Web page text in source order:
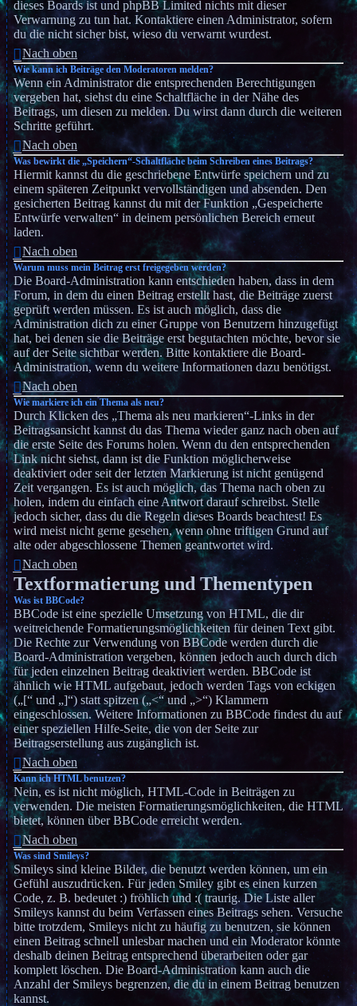
dieses Boards ist und phpBB Limited nichts mit dieser
Verwarnung zu tun hat. Kontaktiere einen Administrator, sofern
du die nicht sicher bist, wieso du verwarnt wurdest.
Nach oben
Wie kann ich Beiträge den Moderatoren melden?
Wenn ein Administrator die entsprechenden Berechtigungen
vergeben hat, siehst du eine Schaltfläche in der Nähe des
Beitrags, um diesen zu melden. Du wirst dann durch die weiteren
Schritte geführt.
Nach oben
Was bewirkt die „Speichern“-Schaltfläche beim Schreiben eines Beitrags?
Hiermit kannst du die geschriebene Entwürfe speichern und zu
einem späteren Zeitpunkt vervollständigen und absenden. Den
gesicherten Beitrag kannst du mit der Funktion „Gespeicherte
Entwürfe verwalten“ in deinem persönlichen Bereich erneut
laden.
Nach oben
Warum muss mein Beitrag erst freigegeben werden?
Die Board-Administration kann entschieden haben, dass in dem
Forum, in dem du einen Beitrag erstellt hast, die Beiträge zuerst
geprüft werden müssen. Es ist auch möglich, dass die
Administration dich zu einer Gruppe von Benutzern hinzugefügt
hat, bei denen sie die Beiträge erst begutachten möchte, bevor sie
auf der Seite sichtbar werden. Bitte kontaktiere die Board-
Administration, wenn du weitere Informationen dazu benötigst.
Nach oben
Wie markiere ich ein Thema als neu?
Durch Klicken des „Thema als neu markieren“-Links in der
Beitragsansicht kannst du das Thema wieder ganz nach oben auf
die erste Seite des Forums holen. Wenn du den entsprechenden
Link nicht siehst, dann ist die Funktion möglicherweise
deaktiviert oder seit der letzten Markierung ist nicht genügend
Zeit vergangen. Es ist auch möglich, das Thema nach oben zu
holen, indem du einfach eine Antwort darauf schreibst. Stelle
jedoch sicher, dass du die Regeln dieses Boards beachtest! Es
wird meist nicht gerne gesehen, wenn ohne triftigen Grund auf
alte oder abgeschlossene Themen geantwortet wird.
Nach oben
Textformatierung und Thementypen
Was ist BBCode?
BBCode ist eine spezielle Umsetzung von HTML, die dir
weitreichende Formatierungsmöglichkeiten für deinen Text gibt.
Die Rechte zur Verwendung von BBCode werden durch die
Board-Administration vergeben, können jedoch auch durch dich
für jeden einzelnen Beitrag deaktiviert werden. BBCode ist
ähnlich wie HTML aufgebaut, jedoch werden Tags von eckigen
(„[“ und „]“) statt spitzen („<“ und „>“) Klammern
eingeschlossen. Weitere Informationen zu BBCode findest du auf
einer speziellen Hilfe-Seite, die von der Seite zur
Beitragserstellung aus zugänglich ist.
Nach oben
Kann ich HTML benutzen?
Nein, es ist nicht möglich, HTML-Code in Beiträgen zu
verwenden. Die meisten Formatierungsmöglichkeiten, die HTML
bietet, können über BBCode erreicht werden.
Nach oben
Was sind Smileys?
Smileys sind kleine Bilder, die benutzt werden können, um ein
Gefühl auszudrücken. Für jeden Smiley gibt es einen kurzen
Code, z. B. bedeutet :) fröhlich und :( traurig. Die Liste aller
Smileys kannst du beim Verfassen eines Beitrags sehen. Versuche
bitte trotzdem, Smileys nicht zu häufig zu benutzen, sie können
einen Beitrag schnell unlesbar machen und ein Moderator könnte
deshalb deinen Beitrag entsprechend überarbeiten oder gar
komplett löschen. Die Board-Administration kann auch die
Anzahl der Smileys begrenzen, die du in einem Beitrag benutzen
kannst.